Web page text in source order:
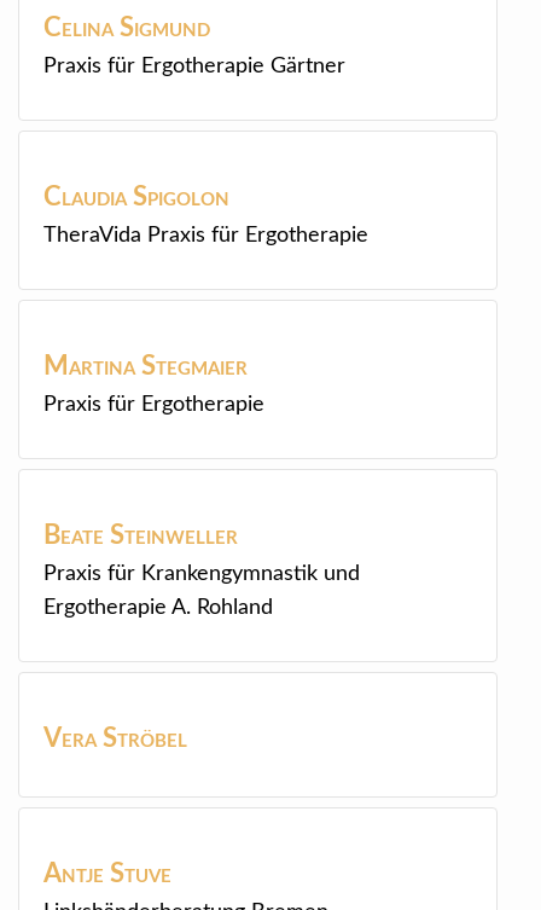
Celina Sigmund
Praxis für Ergotherapie Gärtner
Claudia Spigolon
TheraVida Praxis für Ergotherapie
Martina Stegmaier
Praxis für Ergotherapie
Beate Steinweller
Praxis für Krankengymnastik und
Ergotherapie A. Rohland
Vera Ströbel
Antje Stuve